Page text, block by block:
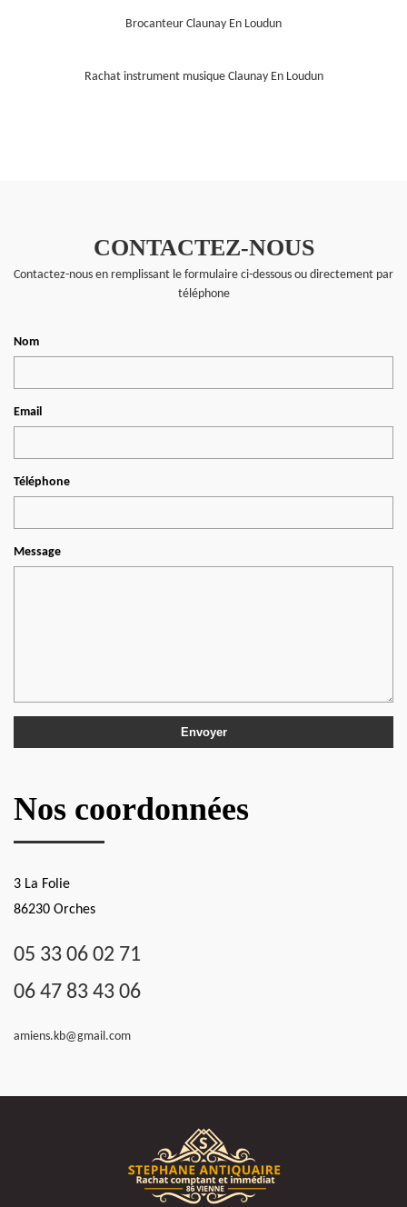
Brocanteur Claunay En Loudun
Rachat instrument musique Claunay En Loudun
CONTACTEZ-NOUS
Contactez-nous en remplissant le formulaire ci-dessous ou directement par
téléphone
Nom
Email
Téléphone
Message
Nos coordonnées
3 La Folie
86230 Orches
05 33 06 02 71
06 47 83 43 06
amiens.kb@gmail.com